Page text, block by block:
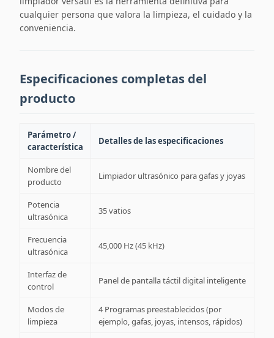
cualquier persona que valora la limpieza, el cuidado y la
conveniencia.
Especificaciones completas del
producto
Parámetro /
característica
Detalles de las especificaciones
Nombre del
producto
Limpiador ultrasónico para gafas y joyas
Potencia
ultrasónica
35 vatios
Frecuencia
ultrasónica
45,000 Hz (45 kHz)
Interfaz de
control
Panel de pantalla táctil digital inteligente
Modos de
limpieza
4 Programas preestablecidos (por
ejemplo, gafas, joyas, intensos, rápidos)